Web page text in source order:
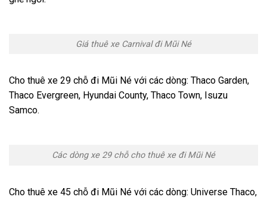
Giá thuê xe Carnival đi Mũi Né
Cho thuê xe 29 chỗ đi Mũi Né với các dòng: Thaco Garden,
Thaco Evergreen, Hyundai County, Thaco Town, Isuzu
Samco.
Các dòng xe 29 chỗ cho thuê xe đi Mũi Né
Cho thuê xe 45 chỗ đi Mũi Né với các dòng: Universe Thaco,